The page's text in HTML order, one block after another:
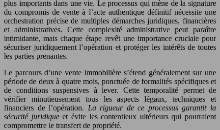
plus importants dans une vie. Le processus qui mène de la signature
du compromis de vente à l’acte authentique définitif nécessite une
orchestration précise de multiples démarches juridiques, financières
et administratives. Cette complexité administrative peut paraître
intimidante, mais chaque étape revêt une importance cruciale pour
sécuriser juridiquement l’opération et protéger les intérêts de toutes
les parties prenantes.
Le parcours d’une vente immobilière s’étend généralement sur une
période de deux à quatre mois, ponctuée de formalités spécifiques et
de conditions suspensives à lever. Cette temporalité permet de
vérifier minutieusement tous les aspects légaux, techniques et
financiers de l’opération. La rigueur de ce processus garantit la
sécurité juridiqueet évite les contentieux ultérieurs qui pourraient
compromettre le transfert de propriété.